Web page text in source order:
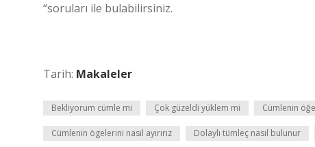
“soruları ile bulabilirsiniz.
Tarih: Makaleler
Bekliyorum cümle mi Çok güzeldi yüklem mi Cümlenin
Cümlenin ögelerini nasıl ayırırız Dolaylı tümleç nasıl bulunur